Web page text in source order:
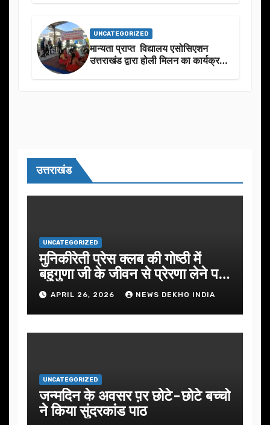
UNCATEGORIZED
मान्यता प्राप्त विद्यालय एसोसिएशन
उत्तराखंड द्वारा होली मिलन का कार्यक्रम
उत्तराखंड
UNCATEGORIZED
मुनिकीरेती प्रेस क्लब की गोष्ठी में
बहुगुणा जी के जीवन से प्रेरणा लेने पर
जोरAPRIL 26, 2026 NEWS DEKHO INDIA
UNCATEGORIZED
जन्मदिन के अवसर प़र छोटे-छोटे बच्चो
ने किया सुंदरकांड पाठ